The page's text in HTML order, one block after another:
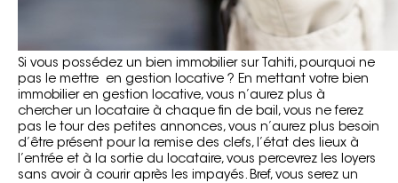
Si vous possédez un bien immobilier sur Tahiti, pourquoi ne
pas le mettre en gestion locative ? En mettant votre bien
immobilier en gestion locative, vous n’aurez plus à
chercher un locataire à chaque fin de bail, vous ne ferez
pas le tour des petites annonces, vous n’aurez plus besoin
d’être présent pour la remise des clefs, l’état des lieux à
l’entrée et à la sortie du locataire, vous percevrez les loyers
sans avoir à courir après les impayés. Bref, vous serez un